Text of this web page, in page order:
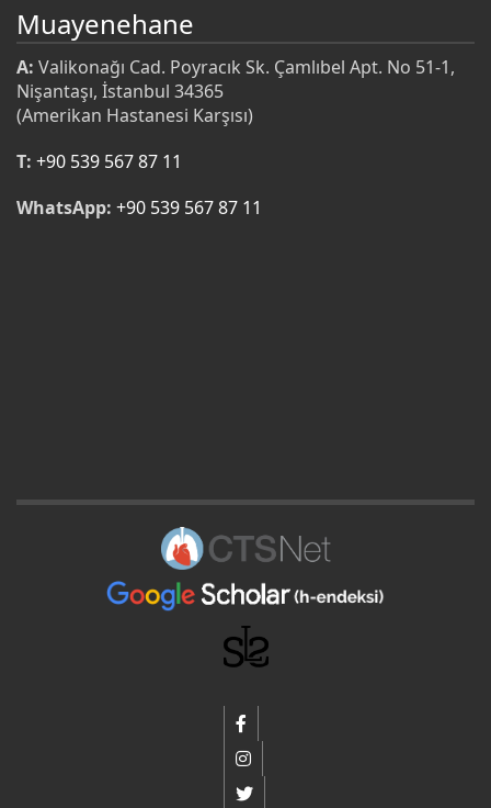
Muayenehane
A: Valikonağı Cad. Poyracık Sk. Çamlıbel Apt. No 51-1,
Nişantaşı, İstanbul 34365
(Amerikan Hastanesi Karşısı)
T: +90 539 567 87 11
WhatsApp: +90 539 567 87 11